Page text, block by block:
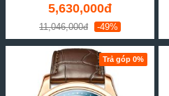
5,630,000đ
11,046,000đ -49%
Trả góp 0%